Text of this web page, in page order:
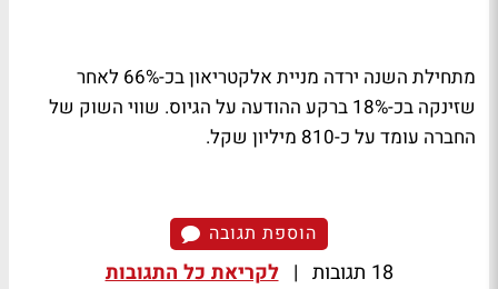
מתחילת השנה ירדה מניית אלקטריאון בכ-66% לאחר
שזינקה בכ-18% ברקע ההודעה על הגיוס. שווי השוק של
החברה עומד על כ-810 מיליון שקל.
הוספת תגובה
18 תגובות | לקריאת כל התגובות